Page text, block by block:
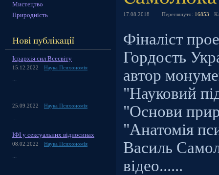
Мистецтво
Природність
Ієрархія сил Всесвіту
15.12.2022 Наука Психономія
...
25.09.2022 Наука Психономія
...
ІФІ у сексуальних відносинах
08.02.2022 Наука Психономія
...
17.08.2018 Переглянуто: 16853
Фіналіст
Гордость
автор
"Науковий
"Основи
"Анатомія
Василь
відео......